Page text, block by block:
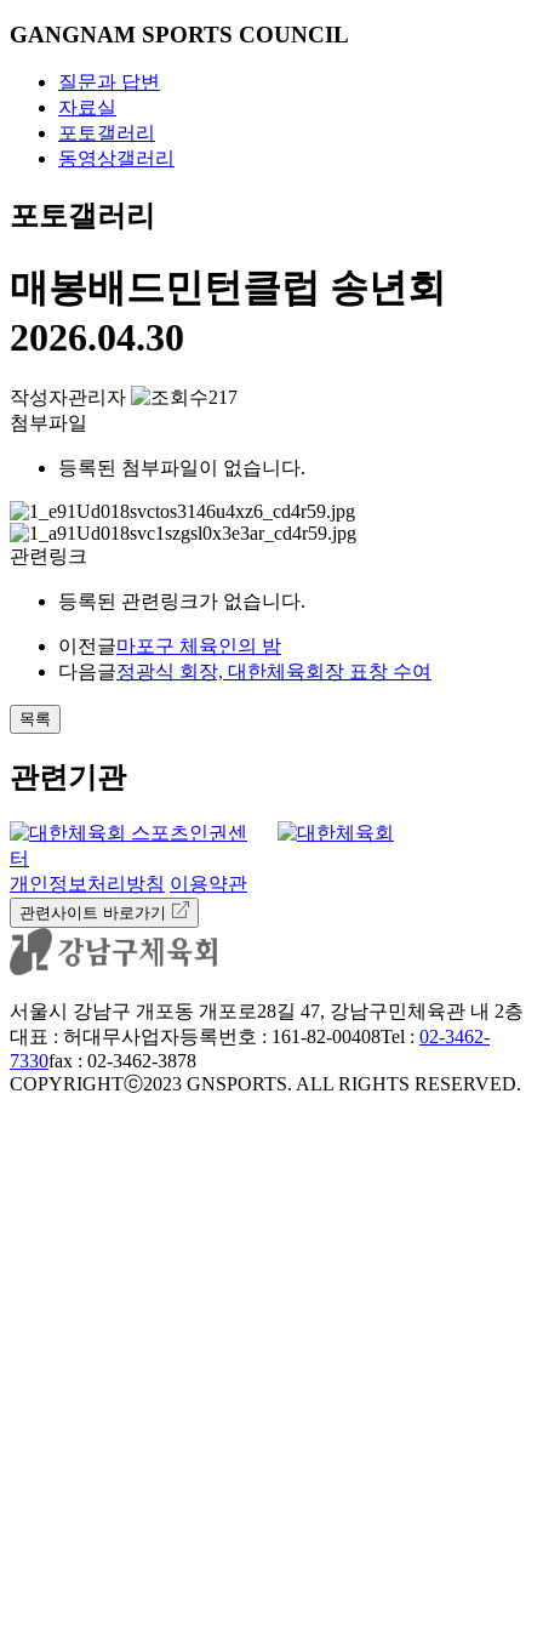
GANGNAM SPORTS COUNCIL
질문과 답변
자료실
포토갤러리
동영상갤러리
포토갤러리
매봉배드민턴클럽 송년회
2026.04.30
작성자관리자
217
첨부파일
등록된 첨부파일이 없습니다.
관련링크
등록된 관련링크가 없습니다.
이전글마포구 체육인의 밤
다음글정광식 회장, 대한체육회장 표창 수여
목록
관련기관
개인정보처리방침 이용약관
관련사이트 바로가기
서울시 강남구 개포동 개포로28길 47, 강남구민체육관 내 2층
대표 : 허대무사업자등록번호 : 161-82-00408Tel : 02-3462-
7330fax : 02-3462-3878
COPYRIGHTⓒ2023 GNSPORTS. ALL RIGHTS RESERVED.